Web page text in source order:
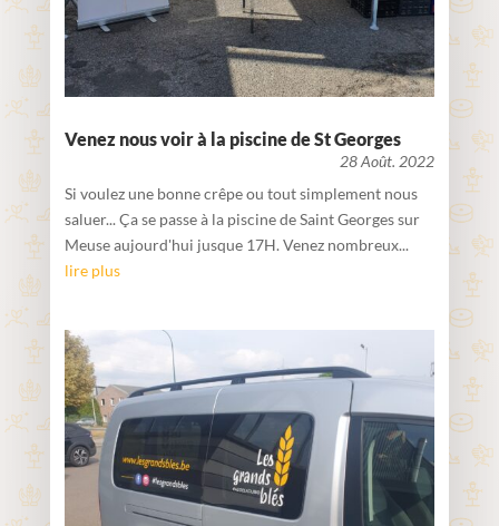
Venez nous voir à la piscine de St Georges
28 Août. 2022
Si voulez une bonne crêpe ou tout simplement nous
saluer... Ça se passe à la piscine de Saint Georges sur
Meuse aujourd'hui jusque 17H. Venez nombreux...
lire plus